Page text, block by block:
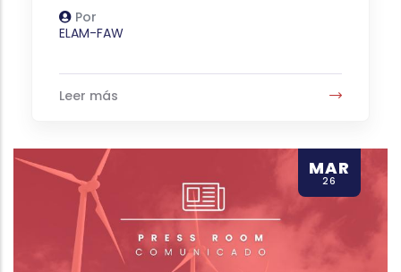
Por
Autor
ELAM-FAW
Leer más
MAR
26